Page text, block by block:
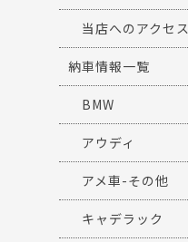
当店へのアクセス
納車情報一覧
BMW
アウディ
アメ車-その他
キャデラック